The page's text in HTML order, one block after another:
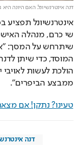
דנה אינטרנשיונל. האם היונה
ממבצע הביפרים".
טעינו? נתקן! אם
דנה